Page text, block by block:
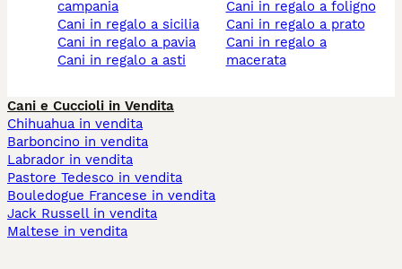
campania
cani in regalo a sicilia
cani in regalo a pavia
cani in regalo a asti
cani in regalo a foligno
cani in regalo a prato
cani in regalo a
macerata
Cani e Cuccioli in Vendita
Chihuahua in vendita
Barboncino in vendita
Labrador in vendita
Pastore Tedesco in vendita
Bouledogue Francese in vendita
Jack Russell in vendita
Maltese in vendita